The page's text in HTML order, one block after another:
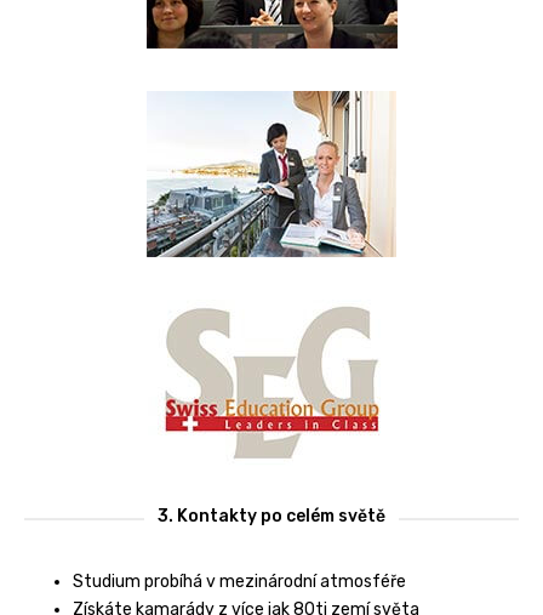
3. Kontakty po celém světě
Studium probíhá v mezinárodní atmosféře
Získáte kamarády z více jak 80ti zemí světa